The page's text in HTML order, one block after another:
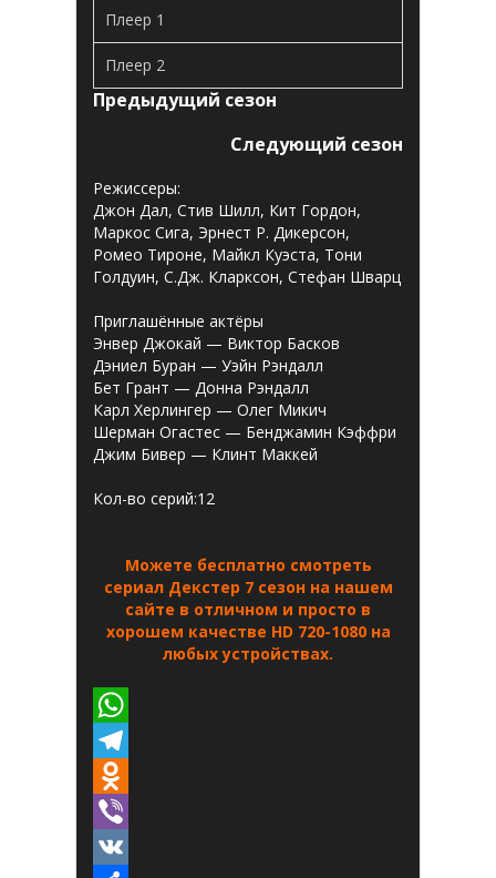
Плеер 1
Плеер 2
Предыдущий сезон
Следующий сезон
Режиссеры:
Джон Дал, Стив Шилл, Кит Гордон,
Маркос Сига, Эрнест Р. Дикерсон,
Ромео Тироне, Майкл Куэста, Тони
Голдуин, С.Дж. Кларксон, Стефан Шварц
Приглашённые актёры
Энвер Джокай — Виктор Басков
Дэниел Буран — Уэйн Рэндалл
Бет Грант — Донна Рэндалл
Карл Херлингер — Олег Микич
Шерман Огастес — Бенджамин Кэффри
Джим Бивер — Клинт Маккей
Кол-во серий:12
Можете бесплатно смотреть
сериал Декстер 7 сезон на нашем
сайте в отличном и просто в
хорошем качестве HD 720-1080 на
любых устройствах.
W
a
T
eO
dV